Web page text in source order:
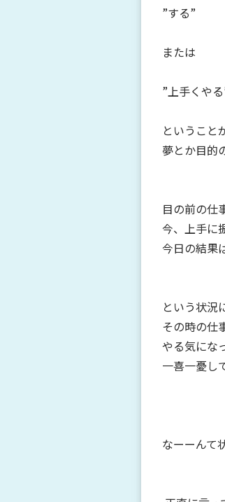
”する”
または
”上手くや
ということ
夢とか目的
目の前の仕
今、上手に
今日の結果
という状況
その時の仕
やる気にな
一喜一憂し
なーーんて